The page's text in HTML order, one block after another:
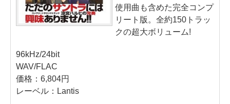
使用曲も含めた完全コンプ
リート版。全約150トラッ
クの超大ボリューム!
96kHz/24bit
WAV/FLAC
価格：6,804円
レーベル：Lantis